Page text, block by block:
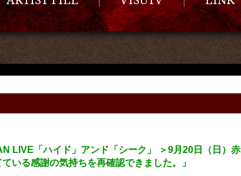
LIVE「ハイド」アンド「シーク」 ＞9月20日（日）赤
いる感謝の気持ちを再確認できました。」